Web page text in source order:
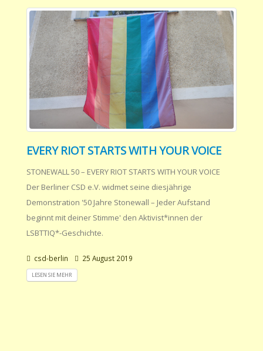
EVERY RIOT STARTS WITH YOUR VOICE
STONEWALL 50 – EVERY RIOT STARTS WITH YOUR VOICE
Der Berliner CSD e.V. widmet seine diesjährige
Demonstration '50 Jahre Stonewall – Jeder Aufstand
beginnt mit deiner Stimme' den Aktivist*innen der
LSBTTIQ*-Geschichte.
csd-berlin 25 August 2019
LESEN SIE MEHR